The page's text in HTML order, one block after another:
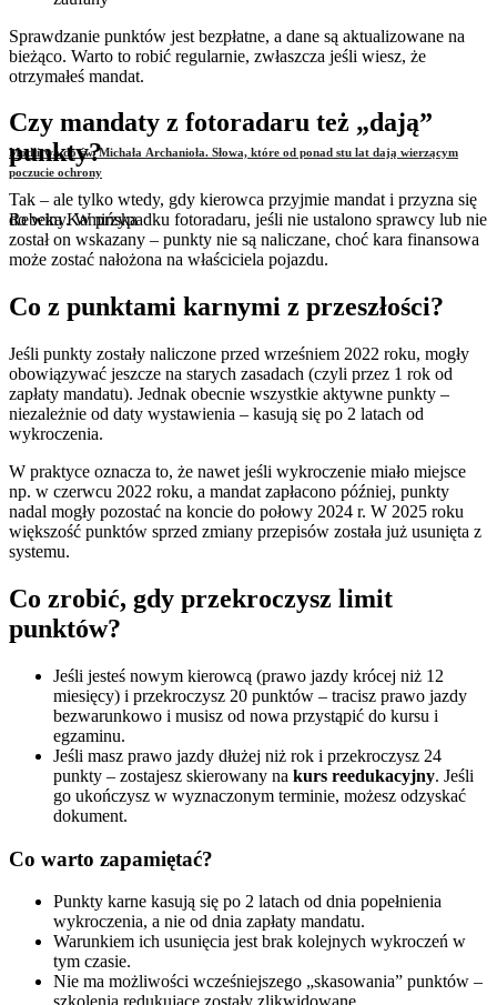
Modlitwa do św. Michała Archanioła. Słowa, które od ponad stu lat dają wierzącym
poczucie ochrony
Rebeka Kamińska
Sprawdzanie punktów jest bezpłatne, a dane są aktualizowane na
bieżąco. Warto to robić regularnie, zwłaszcza jeśli wiesz, że
otrzymałeś mandat.
Czy mandaty z fotoradaru też „dają”
punkty?
Tak – ale tylko wtedy, gdy kierowca przyjmie mandat i przyzna się
do winy. W przypadku fotoradaru, jeśli nie ustalono sprawcy lub nie
został on wskazany – punkty nie są naliczane, choć kara finansowa
może zostać nałożona na właściciela pojazdu.
Co z punktami karnymi z przeszłości?
Jeśli punkty zostały naliczone przed wrześniem 2022 roku, mogły
obowiązywać jeszcze na starych zasadach (czyli przez 1 rok od
zapłaty mandatu). Jednak obecnie wszystkie aktywne punkty –
niezależnie od daty wystawienia – kasują się po 2 latach od
wykroczenia.
W praktyce oznacza to, że nawet jeśli wykroczenie miało miejsce
np. w czerwcu 2022 roku, a mandat zapłacono później, punkty
nadal mogły pozostać na koncie do połowy 2024 r. W 2025 roku
większość punktów sprzed zmiany przepisów została już usunięta z
systemu.
Co zrobić, gdy przekroczysz limit
punktów?
Jeśli jesteś nowym kierowcą (prawo jazdy krócej niż 12
miesięcy) i przekroczysz 20 punktów – tracisz prawo jazdy
bezwarunkowo i musisz od nowa przystąpić do kursu i
egzaminu.
Jeśli masz prawo jazdy dłużej niż rok i przekroczysz 24
punkty – zostajesz skierowany na kurs reedukacyjny. Jeśli
go ukończysz w wyznaczonym terminie, możesz odzyskać
dokument.
Co warto zapamiętać?
Punkty karne kasują się po 2 latach od dnia popełnienia
wykroczenia, a nie od dnia zapłaty mandatu.
Warunkiem ich usunięcia jest brak kolejnych wykroczeń w
tym czasie.
Nie ma możliwości wcześniejszego „skasowania” punktów –